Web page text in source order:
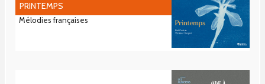
PRINTEMPS
Mélodies françaises